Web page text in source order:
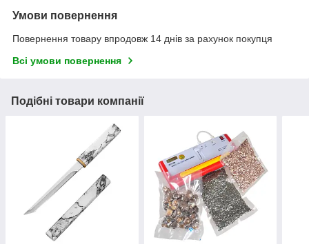
Умови повернення
Повернення товару впродовж 14 днів за рахунок покупця
Всі умови повернення
Подібні товари компанії